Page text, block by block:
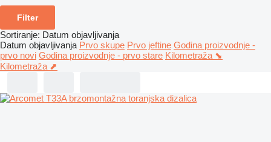
Filter
Sortiranje: Datum objavljivanja
Datum objavljivanja Prvo skupe Prvo jeftine Godina proizvodnje -
prvo novi Godina proizvodnje - prvo stare Kilometraža ⬊
Kilometraža ⬈